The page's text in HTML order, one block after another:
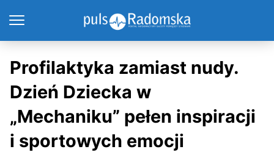
Profilaktyka zamiast nudy.
Dzień Dziecka w
„Mechaniku” pełen inspiracji
i sportowych emocji